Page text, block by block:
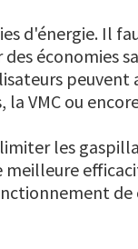
d'énergie. Il
économies
VMC ou
les
de